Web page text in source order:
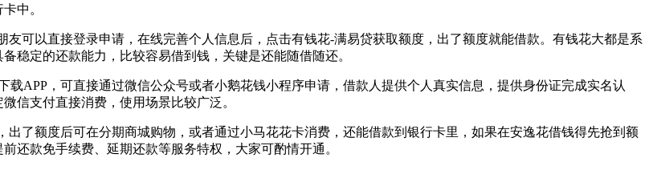
中。
友可以直接登录申请，在线完善个人信息后，点击有钱花-满易贷获取额度，出了额度就能借款。有钱花大都是系
稳定的还款能力，比较容易借到钱，关键是还能随借随还。
APP，可直接通过微信公众号或者小鹅花钱小程序申请，借款人提供个人真实信息，提供身份证完成实名认
信支付直接消费，使用场景比较广泛。
了额度后可在分期商城购物，或者通过小马花花卡消费，还能借款到银行卡里，如果在安逸花借钱得先抢到额
还款免手续费、延期还款等服务特权，大家可酌情开通。